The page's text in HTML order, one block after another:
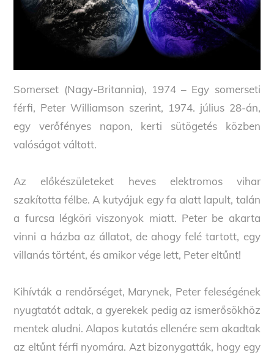
Somerset (Nagy-Britannia), 1974 – Egy somerseti
férfi, Peter Williamson szerint, 1974. július 28-án,
egy verőfényes napon, kerti sütögetés közben
valóságot váltott.
Az előkészületeket heves elektromos vihar
szakította félbe. A kutyájuk egy fa alatt lapult, talán
a furcsa légköri viszonyok miatt. Peter be akarta
vinni a házba az állatot, de ahogy felé tartott, egy
villanás történt, és amikor vége lett, Peter eltűnt!
Kihívták a rendőrséget, Marynek, Peter feleségének
nyugtatót adtak, a gyerekek pedig az ismerősökhöz
mentek aludni. Alapos kutatás ellenére sem akadtak
az eltűnt férfi nyomára. Azt bizonygatták, hogy egy